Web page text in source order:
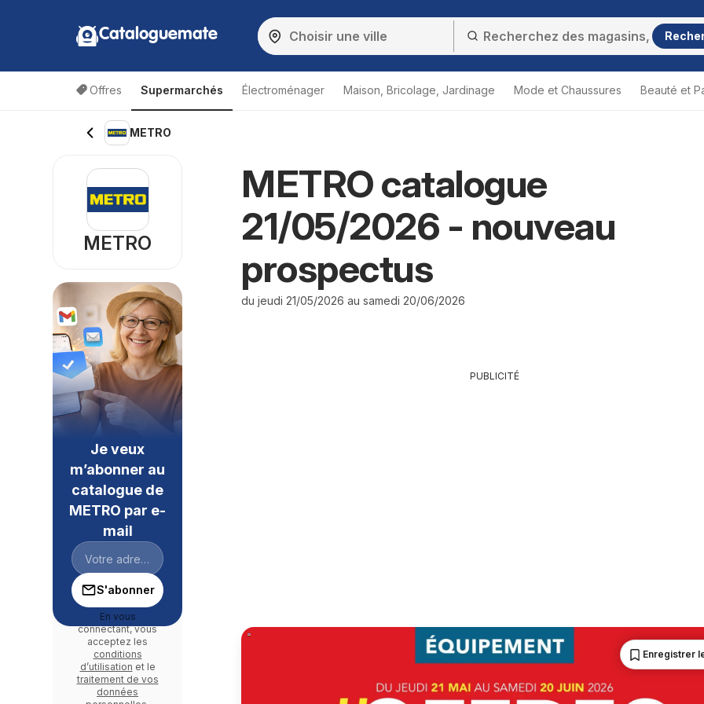
Cataloguemate
Offres Supermarchés Électroménager Maison, Bricolage, Jardinage Mode et Chaussures Beauté et
METRO
METRO catalogue
21/05/2026 - nouveau
prospectus
du jeudi 21/05/2026 au samedi 20/06/2026
PUBLICITÉ
Enregistrer
METRO
Je veux
m’abonner au
catalogue de
METRO par e-
mail
S'abonner
En vous
connectant, vous
acceptez les
conditions
d’utilisation et le
traitement de vos
données